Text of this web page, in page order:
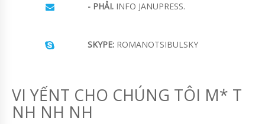
- PHẢI. INFO JANUPRESS.
SKYPE: ROMANOTSIBULSKY
VI YẾNT CHO CHÚNG TÔI M* T
NH NH NH